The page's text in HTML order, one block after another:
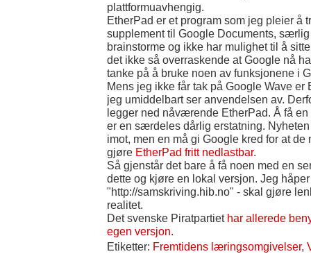
plattformuavhengig.
EtherPad er et program som jeg pleier å
supplement til Google Documents,
brainstorme og ikke har mulighet til å
det ikke så overraskende at Google nå
tanke på å bruke noen av funksjonene i
Mens jeg ikke får tak på Google Wave er
jeg umiddelbart ser anvendelsen av.
legger ned nåværende EtherPad. Å få
er en særdeles dårlig erstatning.
imot, men en må gi Google kred for at de
gjøre EtherPad fritt nedlastbar.
Så gjenstår det bare å få noen med en
dette og kjøre en lokal versjon. Jeg
"http://samskriving.hib.no" - skal gjøre
realitet.
Det svenske Piratpartiet har allerede
egen versjon.
Etiketter: Fremtidens læringsomgivelser,